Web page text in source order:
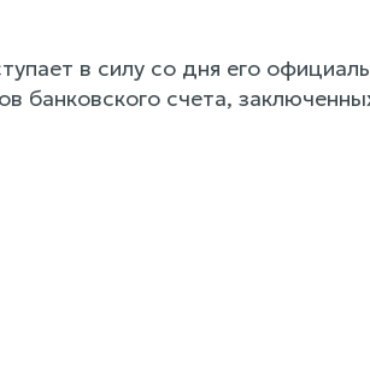
в силу со дня его
банковского счета,